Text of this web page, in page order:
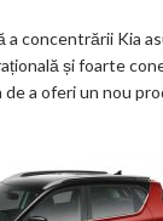
a concentrării Kia
și foarte
a oferi un nou